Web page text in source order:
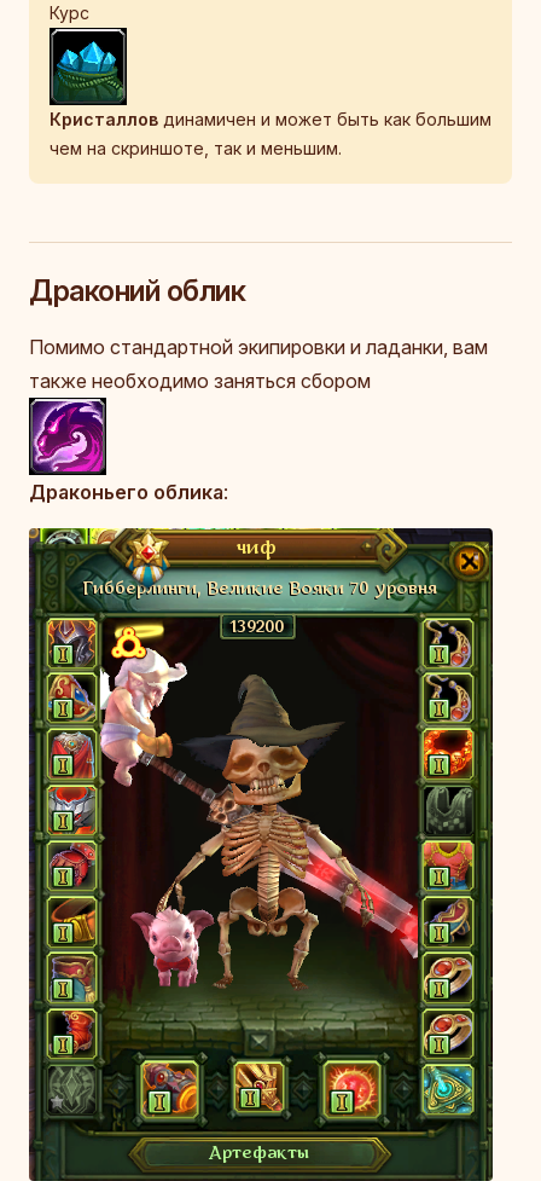
Курс
Кристаллов динамичен и может быть как большим
чем на скриншоте, так и меньшим.
Драконий облик
Помимо стандартной экипировки и ладанки, вам
также необходимо заняться сбором
Драконьего облика: